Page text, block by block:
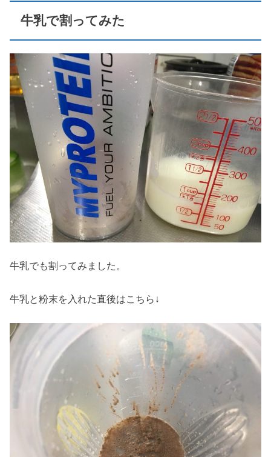
牛乳で割ってみた
牛乳でも割ってみました。
牛乳と粉末を入れた直後はこちら↓